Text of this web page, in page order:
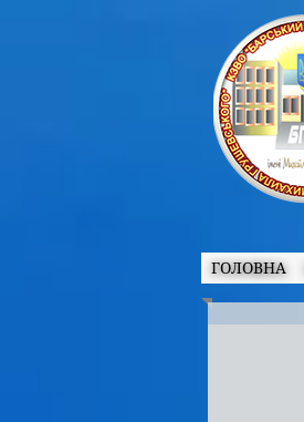
ГОЛОВНА